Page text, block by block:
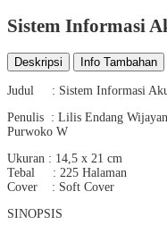
Sistem Informasi
Deskripsi Info Tambahan
Judul : Sistem Informasi
Penulis : Lilis Endang
Purwoko W
Ukuran : 14,5 x 21 cm
Tebal : 225 Halaman
Cover : Soft Cover
SINOPSIS